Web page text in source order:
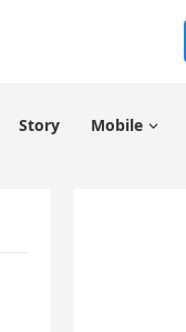
Story Mobile